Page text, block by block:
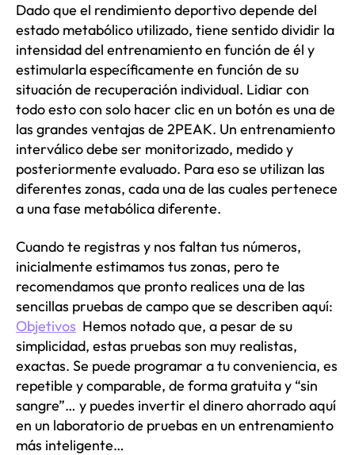
Dado que el rendimiento deportivo depende del
estado metabólico utilizado, tiene sentido dividir la
intensidad del entrenamiento en función de él y
estimularla específicamente en función de su
situación de recuperación individual. Lidiar con
todo esto con solo hacer clic en un botón es una de
las grandes ventajas de 2PEAK. Un entrenamiento
interválico debe ser monitorizado, medido y
posteriormente evaluado. Para eso se utilizan las
diferentes zonas, cada una de las cuales pertenece
a una fase metabólica diferente.
Cuando te registras y nos faltan tus números,
inicialmente estimamos tus zonas, pero te
recomendamos que pronto realices una de las
sencillas pruebas de campo que se describen aquí:
Objetivos Hemos notado que, a pesar de su
simplicidad, estas pruebas son muy realistas,
exactas. Se puede programar a tu conveniencia, es
repetible y comparable, de forma gratuita y “sin
sangre”… y puedes invertir el dinero ahorrado aquí
en un laboratorio de pruebas en un entrenamiento
más inteligente…